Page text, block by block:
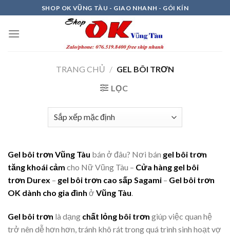
to
content
SHOP OK VŨNG TÀU - GIAO NHANH - GÓI KÍN
TRANG CHỦ / GEL BÔI TRƠN
LỌC
Gel bôi trơn Vũng Tàu bán ở đâu? Nơi bán gel bôi trơn
tăng khoái cảm cho Nữ Vũng Tàu – Cửa hàng gel bôi
trơn Durex – gel bôi trơn cao sấp Sagami – Gel bôi trơn
OK dành cho gia đình ở Vũng Tàu.
Gel bôi trơn là dạng chất lỏng bôi trơn giúp việc quan hệ
trở nên dễ hơn hơn, tránh khô rát trong quá trình sinh hoạt vợ